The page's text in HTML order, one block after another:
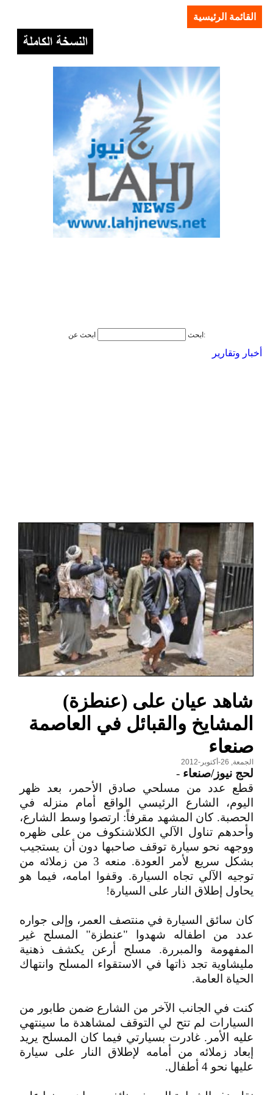
القائمة الرئيسية
ابحث ابحث عن:
أخبار وتقارير
شاهد عيان على (عنطزة)
المشايخ والقبائل في العاصمة
صنعاء
الجمعة, 26-أكتوبر-2012
لحج نيوز/صنعاء -
قطع عدد من مسلحي صادق الأحمر، بعد ظهر
اليوم، الشارع الرئيسي الواقع أمام منزله في
الحصبة. كان المشهد مقرفاً: ارتصوا وسط الشارع،
وأحدهم تناول الآلي الكلاشنكوف من على ظهره
ووجهه نحو سيارة توقف صاحبها دون أن يستجيب
بشكل سريع لأمر العودة. منعه 3 من زملائه من
توجيه الآلي تجاه السيارة. وقفوا امامه، فيما هو
يحاول إطلاق النار على السيارة!
كان سائق السيارة في منتصف العمر، وإلى جواره
عدد من اطفاله شهدوا "عنطزة" المسلح غير
المفهومة والمبررة. مسلح أرعن يكشف ذهنية
مليشاوية تجد ذاتها في الاستقواء المسلح وانتهاك
الحياة العامة.
كنت في الجانب الآخر من الشارع ضمن طابور من
السيارات لم تتح لي التوقف لمشاهدة ما سينتهي
عليه الأمر. غادرت بسيارتي فيما كان المسلح يريد
إبعاد زملائه من أمامه لإطلاق النار على سيارة
عليها نحو 4 أطفال.